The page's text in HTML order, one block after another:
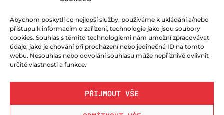
Abychom poskytli co nejlepší služby, používáme k ukládání a/nebo
přístupu k informacím o zařízení, technologie jako jsou soubory
cookies. Souhlas s těmito technologiemi nám umožní zpracovávat
údaje, jako je chování při procházení nebo jedinečná ID na tomto
webu. Nesouhlas nebo odvolání souhlasu může nepříznivě ovlivnit
určité vlastnosti a funkce.
PŘIJMOUT VŠE
Kurzy pro veřejnost
Fotogalerie
Učitelé